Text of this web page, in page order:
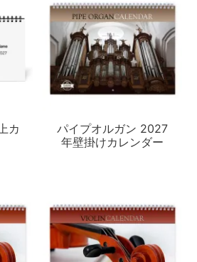
カ
パイプオルガン 2027
年壁掛けカレンダー